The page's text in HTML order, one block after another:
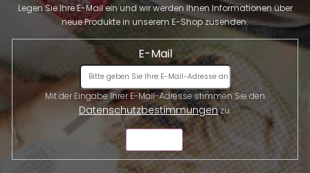
Legen Sie Ihre E-Mail ein und wir werden Ihnen Informationen über
neue Produkte in unserem E-Shop zusenden.
E-Mail
Datenschutzbestimmungenzu.